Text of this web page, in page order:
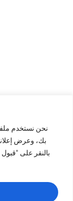
نحن نستخدم
بك، وعرض
بالنقر على